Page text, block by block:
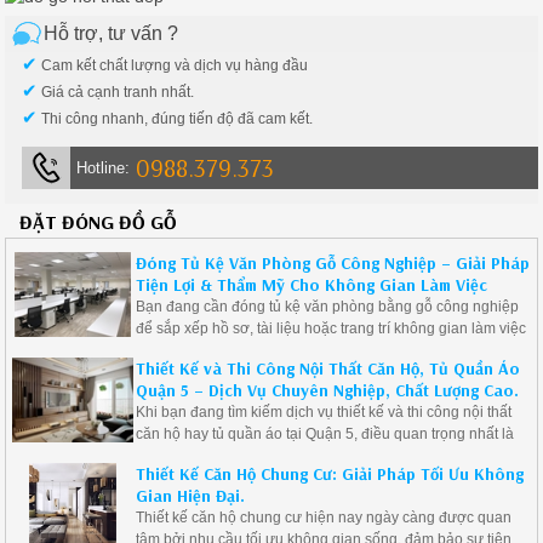
Hỗ trợ, tư vấn ?
✔ Cam kết chất lượng và dịch vụ hàng đầu
✔ Giá cả cạnh tranh nhất.
✔ Thi công nhanh, đúng tiến độ đã cam kết.
Hotline: 0988.379.373
ĐẶT ĐÓNG ĐỒ GỖ
Đóng Tủ Kệ Văn Phòng Gỗ Công Nghiệp – Giải Pháp
Tiện Lợi & Thẩm Mỹ Cho Không Gian Làm Việc
Bạn đang cần đóng tủ kệ văn phòng bằng gỗ công nghiệp
để sắp xếp hồ sơ, tài liệu hoặc trang trí không gian làm việc
pháp thiết kế và thi công tủ kệ theo yêu cầu – tối ưu không
gian, tiết kiệm chi phí, nâng tầm thương hiệu doanh nghiệp.
Thiết Kế và Thi Công Nội Thất Căn Hộ, Tủ Quần Áo
Quận 5 – Dịch Vụ Chuyên Nghiệp, Chất Lượng Cao.
Khi bạn đang tìm kiếm dịch vụ thiết kế và thi công nội thất
căn hộ hay tủ quần áo tại Quận 5, điều quan trọng nhất là
những sản phẩm chất lượng, phù hợp với nhu cầu và sở
thích cá nhân. Bài viết này sẽ cung cấp cho bạn những
thông tin hữu ích về dịch vụ thiết kế và thi công nội thất căn
Thiết Kế Căn Hộ Chung Cư: Giải Pháp Tối Ưu Không
Gian Hiện Đại.
Thiết kế căn hộ chung cư hiện nay ngày càng được quan
tâm bởi nhu cầu tối ưu không gian sống, đảm bảo sự tiện